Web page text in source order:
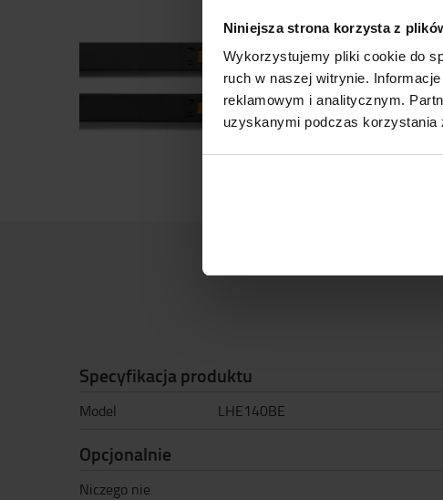
Niniejsza strona korzysta z
Wykorzystujemy pliki cookie do
ruch w naszej witrynie.
reklamowym i analitycznym.
uzyskanymi podczas korzystania
Fork configurations
To fit the battery stand for
pallet trucks comes with
800x370 mm and 800x520
Specyfikacja produktu
Model LHE140BE
Opcjonalnie
Niczego nie